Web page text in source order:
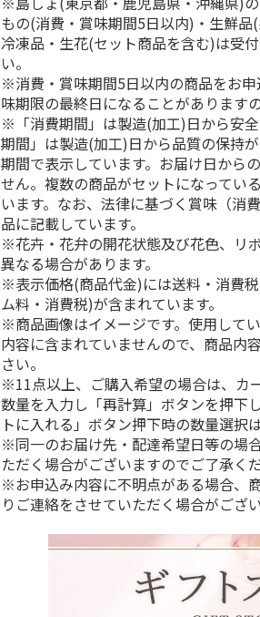
もの(消費・賞味期間5日以内)・生鮮品
冷凍品・生花(セット商品を含む)は受
い。
※消費・賞味期間5日以内の商品をお
味期限の最終日になることがあります
※「消費期間」は製造(加工)日から安
期間」は製造(加工)日から品質の保持
期間で表示しています。お届け日から
せん。複数の商品がセットになってい
います。なお、法律に基づく賞味（消
品に記載しています。
※花卉・花弁の開花状態及び花色、リ
異なる場合があります。
※表示価格(商品代金)には送料・消費
ム料・消費税)が含まれています。
※商品画像はイメージです。使用して
内容に含まれていませんので、商品内
さい。
※11点以上、ご購入希望の場合は、カ
数量を入力し「再計算」ボタンを押下
トに入れる」ボタン押下時の数量選択
※同一のお届け先・配達希望日等の場
ただく場合がございますのでご了承くだ
※お申込み内容に不明点がある場合、
りご連絡をさせていただく場合がござい